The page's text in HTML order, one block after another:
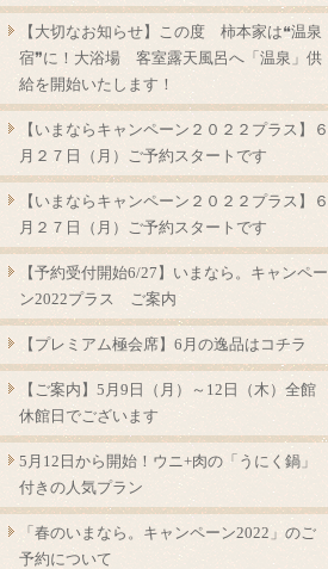
【大切なお知らせ】この度 柿本家は❝温泉
宿❞に！大浴場 客室露天風呂へ「温泉」供
給を開始いたします！
【いまならキャンペーン２０２２プラス】６
月２７日（月）ご予約スタートです
【いまならキャンペーン２０２２プラス】６
月２７日（月）ご予約スタートです
【予約受付開始6/27】いまなら。キャンペー
ン2022プラス ご案内
【プレミアム極会席】6月の逸品はコチラ
【ご案内】5月9日（月）～12日（木）全館
休館日でございます
5月12日から開始！ウニ+肉の「うにく鍋」
付きの人気プラン
「春のいまなら。キャンペーン2022」のご
予約について